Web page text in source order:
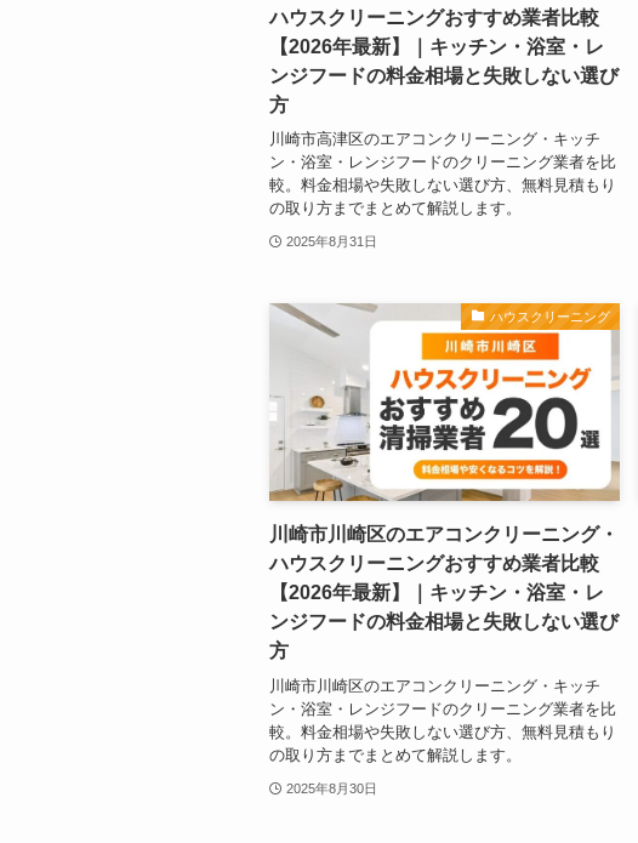
ハウスクリーニングおすすめ業者比較
【2026年最新】｜キッチン・浴室・レ
ンジフードの料金相場と失敗しない選び
方
川崎市高津区のエアコンクリーニング・キッチ
ン・浴室・レンジフードのクリーニング業者を比
較。料金相場や失敗しない選び方、無料見積もり
の取り方までまとめて解説します。
2025年8月31日
ハウスクリーニング
川崎市川崎区のエアコンクリーニング・
ハウスクリーニングおすすめ業者比較
【2026年最新】｜キッチン・浴室・レ
ンジフードの料金相場と失敗しない選び
方
川崎市川崎区のエアコンクリーニング・キッチ
ン・浴室・レンジフードのクリーニング業者を比
較。料金相場や失敗しない選び方、無料見積もり
の取り方までまとめて解説します。
2025年8月30日